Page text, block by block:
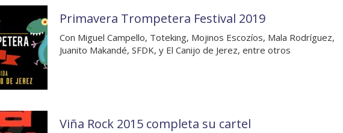
Primavera Trompetera Festival 2019
Con Miguel Campello, Toteking, Mojinos Escozíos, Mala Rodríguez,
Juanito Makandé, SFDK, y El Canijo de Jerez, entre otros
Viña Rock 2015 completa su cartel